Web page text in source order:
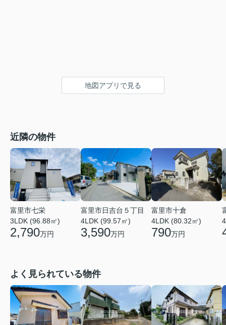
地図アプリで見る
近隣の物件
富里市七栄
3LDK (96.88㎡)
2,790万円
富里市日吉台５丁目
4LDK (99.57㎡)
3,590万円
富里市十倉
4LDK (80.32㎡)
790万円
よく見られている物件